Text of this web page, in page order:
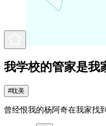
我学校的管家是我
#耽美
曾经恨我的杨阿奇在我家找